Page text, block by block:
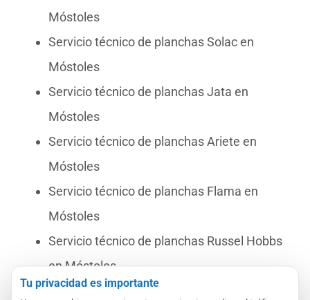
Móstoles
Servicio técnico de planchas Solac en
Móstoles
Servicio técnico de planchas Jata en
Móstoles
Servicio técnico de planchas Ariete en
Móstoles
Servicio técnico de planchas Flama en
Móstoles
Servicio técnico de planchas Russel Hobbs
en Móstoles
Servicio técnico de planchas Tefal en
Tu privacidad es importante